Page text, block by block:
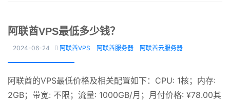
阿联酋VPS最低多少钱？
2024-06-24  阿联酋VPS 阿联酋服务器 阿联酋云服务器
阿联酋的VPS最低价格及相关配置如下：CPU: 1核；内存:
2GB；带宽: 不限；流量: 1000GB/月；月付价格: ¥78.00其